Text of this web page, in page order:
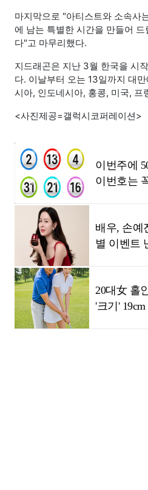
마지막으로 "아티스트와 소속사
에 남는 특별한 시간을 만들어
다"고 마무리했다.
지드래곤은 지난 3월 한국을 시
다. 이날부터 오는 13일까지 대
시아, 인도네시아, 홍콩, 미국, 프
<사진제공=갤럭시코퍼레이션>